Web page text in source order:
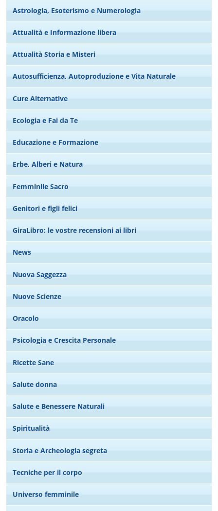
Astrologia, Esoterismo e Numerologia
Attualità e Informazione libera
Attualità Storia e Misteri
Autosufficienza, Autoproduzione e Vita Naturale
Cure Alternative
Ecologia e Fai da Te
Educazione e Formazione
Erbe, Alberi e Natura
Femminile Sacro
Genitori e figli felici
GiraLibro: le vostre recensioni ai libri
News
Nuova Saggezza
Nuove Scienze
Oracolo
Psicologia e Crescita Personale
Ricette Sane
Salute donna
Salute e Benessere Naturali
Spiritualità
Storia e Archeologia segreta
Tecniche per il corpo
Universo femminile